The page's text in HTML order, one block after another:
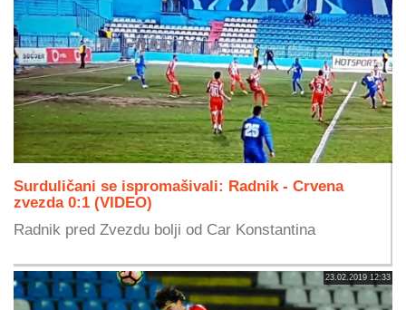
Surduličani se ispromašivali: Radnik - Crvena
zvezda 0:1 (VIDEO)
Radnik pred Zvezdu bolji od Car Konstantina
23.02.2019 12:33